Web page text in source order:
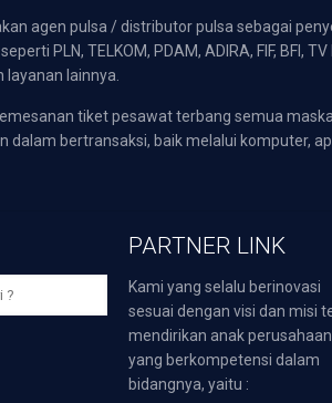
agen pulsa / distributor pulsa sebagai
PLN, TELKOM, PDAM, ADIRA, FIF,
lainnya.
tiket pesawat terbang semua
dalam bertransaksi, baik melalui komputer,
PARTNER LINK
Kami yang selalu berinovasi
sesuai dengan visi dan misi
mendirikan anak perusahaan
yang berkompetensi dalam
bidangnya, yaitu :